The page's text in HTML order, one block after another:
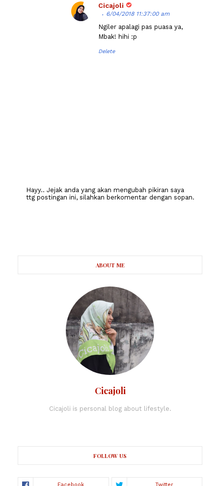
Cicajoli
6/04/2018 11:37:00 am
Ngiler apalagi pas puasa ya,
Mbak! hihi :p
Delete
Hayy.. Jejak anda yang akan mengubah pikiran saya
ttg postingan ini, silahkan berkomentar dengan sopan.
ABOUT ME
Cicajoli
Cicajoli is personal blog about lifestyle.
FOLLOW US